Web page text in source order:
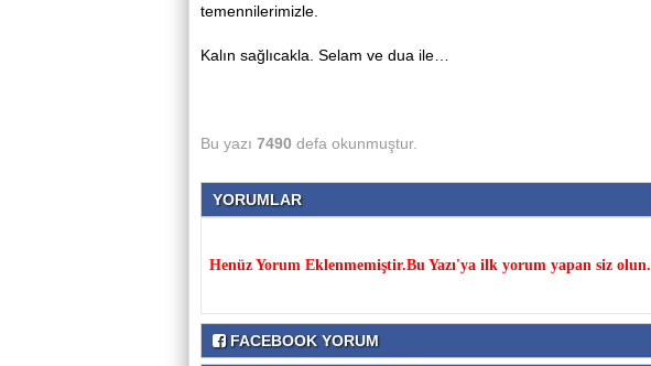
temennilerimizle.
Kalın sağlıcakla. Selam ve dua ile…
Bu yazı 7490 defa okunmuştur.
YORUMLAR
Henüz Yorum Eklenmemiştir.Bu Yazı'ya ilk yorum yapan siz olun.
FACEBOOK YORUM